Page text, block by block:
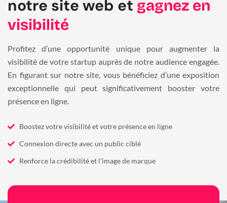
notre site web et gagnez en
visibilité
Profitez d’une opportunité unique pour augmenter la
visibilité de votre startup auprès de notre audience engagée.
En figurant sur notre site, vous bénéficiez d’une exposition
exceptionnelle qui peut significativement booster votre
présence en ligne.
Boostez votre visibilité et votre présence en ligne
Connexion directe avec un public ciblé
Renforce la crédibilité et l'image de marque